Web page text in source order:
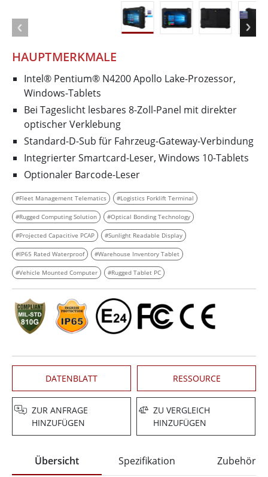
HAUPTMERKMALE
Intel® Pentium® N4200 Apollo Lake-Prozessor,
Windows-Tablets
Bei Tageslicht lesbares 8-Zoll-Panel mit direkter
optischer Verklebung
Standard-D-Sub für Fahrzeug-Gateway-Verbindung
Integrierter Smartcard-Leser, Windows 10-Tablets
Optionaler Barcode-Leser
#Fleet Management Telematics #Logistics Forklift Terminal
#Rugged Computing Solution #Optical Bonding Technology
#Projected Capacitive PCAP #Sunlight Readable Display
#IP65 Rated Waterproof #Warehouse Inventory Tablet
#Vehicle Mounted Computer #Rugged Tablet PC
DATENBLATT RESSOURCE
ZUR ANFRAGE
HINZUFÜGEN
ZU VERGLEICH
HINZUFÜGEN
Übersicht Spezifikation Zubehör